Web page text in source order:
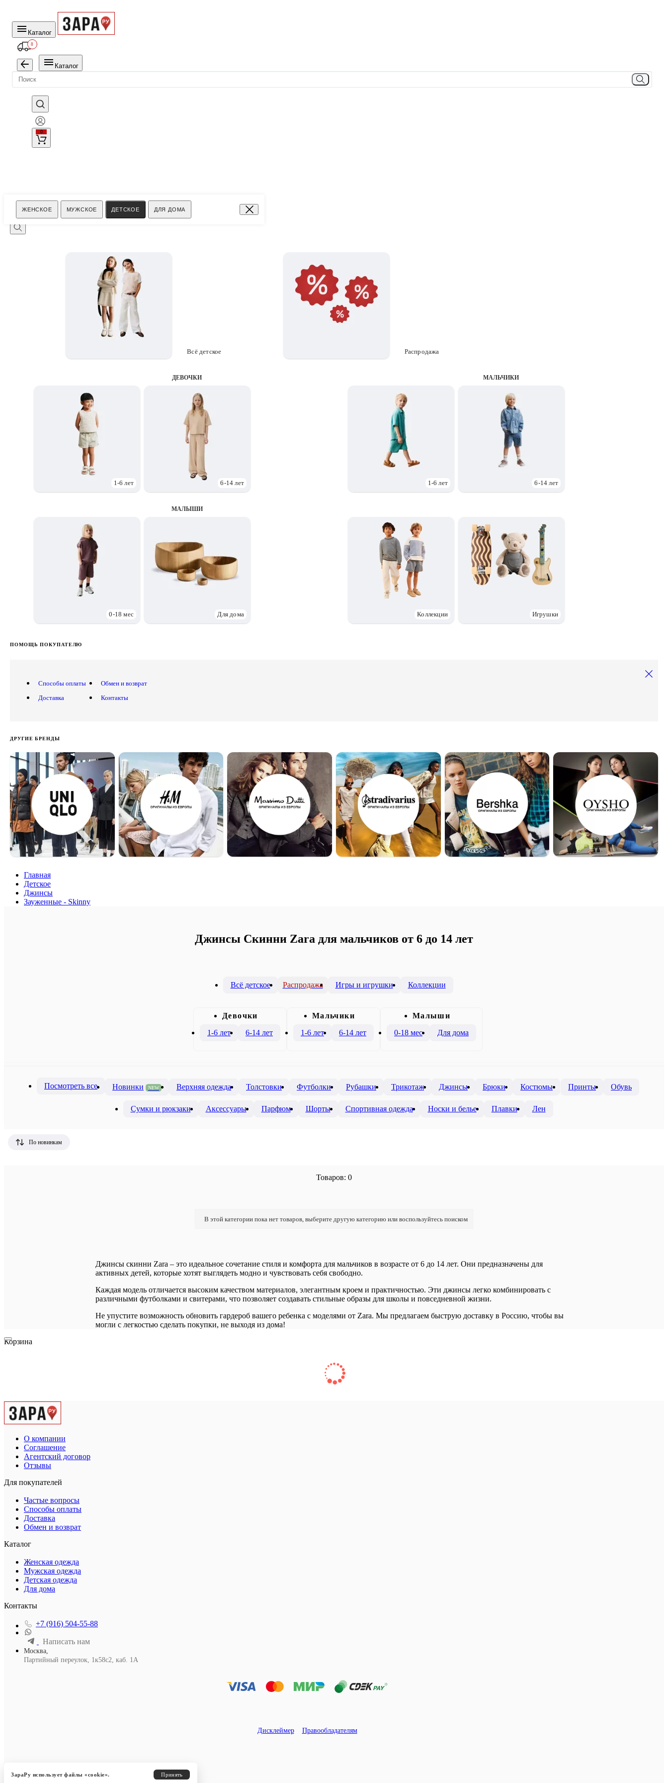
Каталог
8
Каталог
0
ЖЕНСКОЕ МУЖСКОЕ ДЕТСКОЕ ДЛЯ ДОМА
Поиск
Всё детское Распродажа
ДЕВОЧКИ
1-6 лет 6-14 лет
MАЛЬЧИКИ
1-6 лет 6-14 лет
МАЛЫШИ
0-18 мес Для дома Коллекции Игрушки
ПОМОЩЬ ПОКУПАТЕЛЮ
Способы оплаты
Доставка
Обмен и возврат
Контакты
ДРУГИЕ БРЕНДЫ
Главная
Детское
Джинсы
Зауженные - Skinny
Джинсы Скинни Zara для мальчиков от 6 до 14 лет
Всё детское Распродажа Игры и игрушки Коллекции
Девочки
1-6 лет
6-14 лет
Mальчики
1-6 лет
6-14 лет
Малыши
0-18 мес
Для дома
Посмотреть все Новинки NEW Верхняя одежда Толстовки Футболки Рубашки Трикотаж Джинсы Брюки Костюмы Принты Обувь
Сумки и рюкзаки Аксессуары Парфюм Шорты Спортивная одежда Носки и белье Плавки Лен
По новинкам
Товаров: 0
В этой категории пока нет товаров, выберите другую категорию или воспользуйтесь поиском
Джинсы скинни Zara – это идеальное сочетание стиля и комфорта для мальчиков в возрасте от 6 до 14 лет. Они предназначены для
активных детей, которые хотят выглядеть модно и чувствовать себя свободно.
Каждая модель отличается высоким качеством материалов, элегантным кроем и практичностью. Эти джинсы легко комбинировать с
различными футболками и свитерами, что позволяет создавать стильные образы для школы и повседневной жизни.
Не упустите возможность обновить гардероб вашего ребенка с моделями от Zara. Мы предлагаем быструю доставку в Россию, чтобы вы
могли с легкостью сделать покупки, не выходя из дома!
Корзина
О компании
Соглашение
Агентский договор
Отзывы
Для покупателей
Частые вопросы
Способы оплаты
Доставка
Обмен и возврат
Каталог
Женская одежда
Мужская одежда
Детская одежда
Для дома
Контакты
+7 (916) 504-55-88
Написать нам
Москва,
Партийный переулок, 1к58с2, каб. 1А
Дисклеймер Правообладателям
ЗараРу использует файлы «cookie».
Принять